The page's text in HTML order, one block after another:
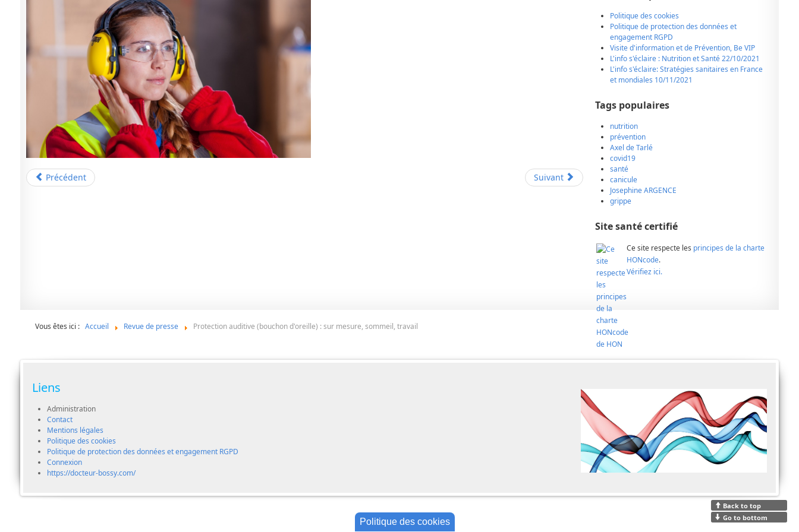
Politique des cookies
Précédent Suivant
Politique des cookies
Politique de protection des données et
engagement RGPD
Visite d'information et de Prévention, Be VIP
L'info s'éclaire : Nutrition et Santé 22/10/2021
L'info s'éclaire: Stratégies sanitaires en France
et mondiales 10/11/2021
Tags populaires
nutrition
prévention
Axel de Tarlé
covid19
santé
canicule
Josephine ARGENCE
grippe
Site santé certifié
Ce site respecte les principes de la charte
HONcode.
Vérifiez ici.
Vous êtes ici : Accueil Revue de presse Protection auditive (bouchon d'oreille) : sur mesure, sommeil, travail
Liens
Administration
Contact
Mentions légales
Politique des cookies
Politique de protection des données et engagement RGPD
Connexion
https://docteur-bossy.com/
Back to top
Go to bottom